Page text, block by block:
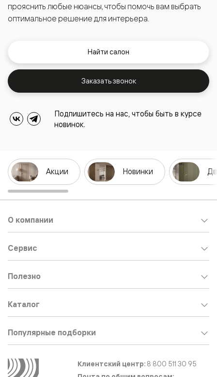
прояснить любые нюансы, чтобы помочь вам выбрать
оптимальное решение для интерьера.
Найти салон
Заказать звонок
Подпишитесь на нас, чтобы быть в курсе
новинок.
Акции Новинки
О компании
Сервис
Полезно
Каталог
Популярные подборки
Клиентский центр: 8 800 511 30 95